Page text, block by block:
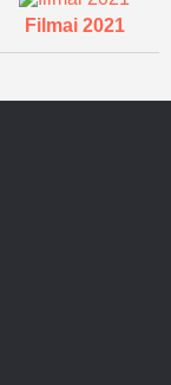
Filmai 2021